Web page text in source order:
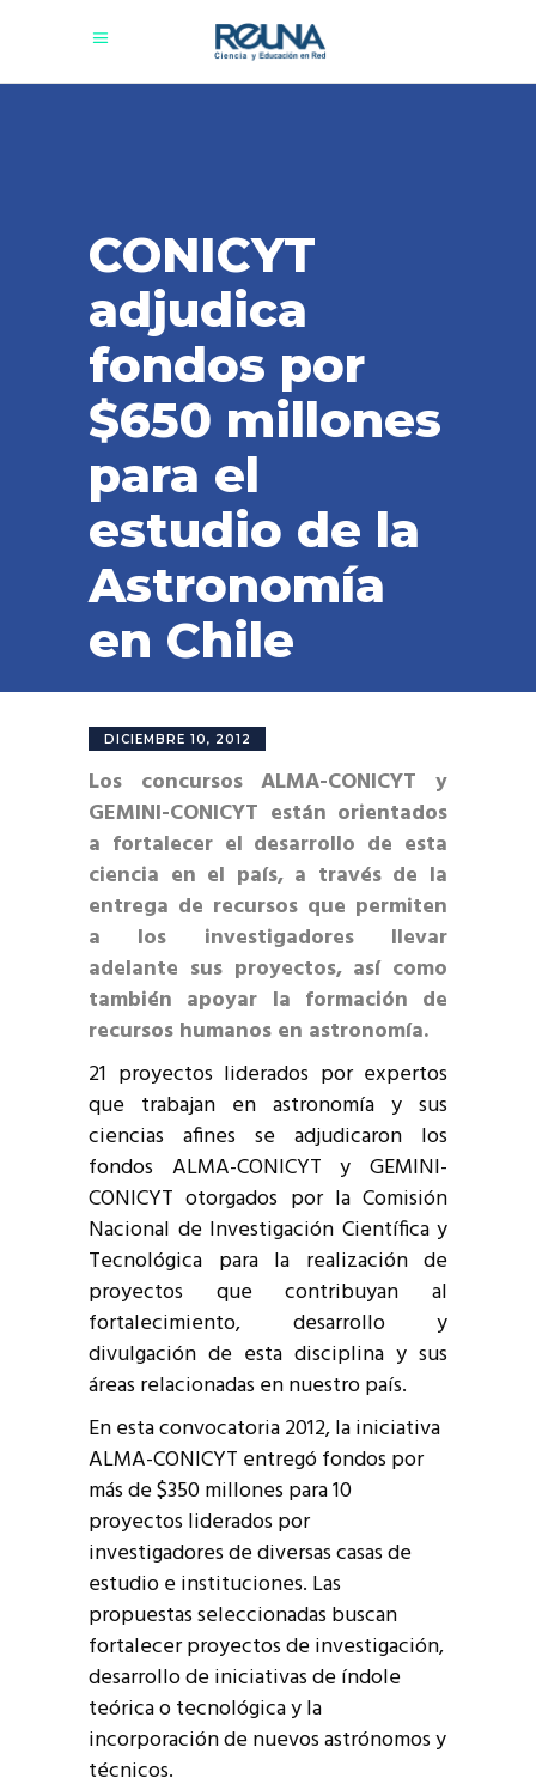
CONICYT
adjudica
fondos por
$650 millones
para el
estudio de la
Astronomía
en Chile
DICIEMBRE 10, 2012
Los concursos ALMA-CONICYT y
GEMINI-CONICYT están orientados
a fortalecer el desarrollo de esta
ciencia en el país, a través de la
entrega de recursos que permiten
a los investigadores llevar
adelante sus proyectos, así como
también apoyar la formación de
recursos humanos en astronomía.
21 proyectos liderados por expertos
que trabajan en astronomía y sus
ciencias afines se adjudicaron los
fondos ALMA-CONICYT y GEMINI-
CONICYT otorgados por la Comisión
Nacional de Investigación Científica y
Tecnológica para la realización de
proyectos que contribuyan al
fortalecimiento, desarrollo y
divulgación de esta disciplina y sus
áreas relacionadas en nuestro país.
En esta convocatoria 2012, la iniciativa
ALMA-CONICYT entregó fondos por
más de $350 millones para 10
proyectos liderados por
investigadores de diversas casas de
estudio e instituciones. Las
propuestas seleccionadas buscan
fortalecer proyectos de investigación,
desarrollo de iniciativas de índole
teórica o tecnológica y la
incorporación de nuevos astrónomos y
técnicos.